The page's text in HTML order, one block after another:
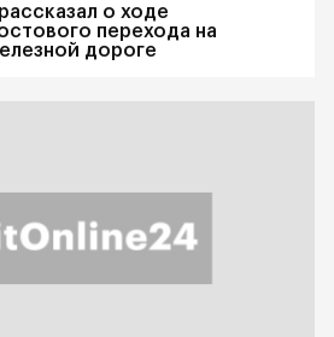
о ходе
перехода на
дороге